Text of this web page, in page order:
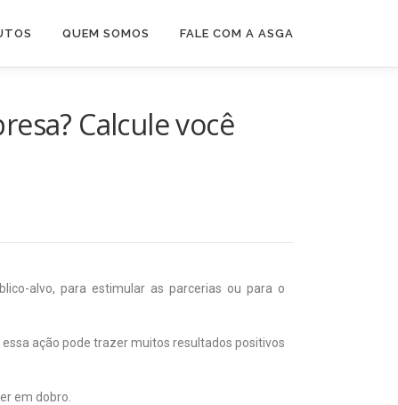
QUEM SOMOS FALE COM A ASGA
Calcule você
alvo, para estimular as parcerias ou para o
ação pode trazer muitos resultados positivos
em dobro.